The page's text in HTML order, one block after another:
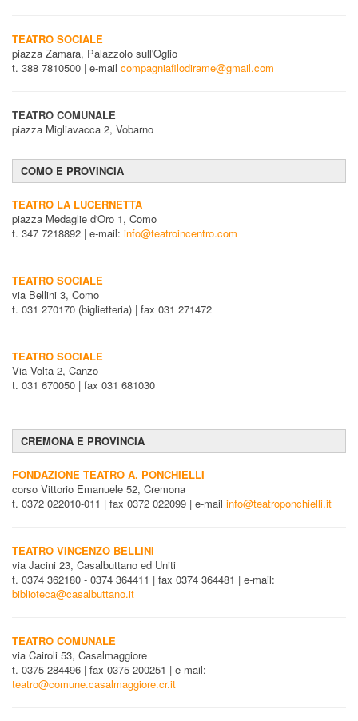
TEATRO SOCIALE
piazza Zamara, Palazzolo sull'Oglio
t. 388 7810500 | e-mail compagniafilodirame@gmail.com
TEATRO COMUNALE
piazza Migliavacca 2, Vobarno
COMO E PROVINCIA
TEATRO LA LUCERNETTA
piazza Medaglie d'Oro 1, Como
t. 347 7218892 | e-mail: info@teatroincentro.com
TEATRO SOCIALE
via Bellini 3, Como
t. 031 270170 (biglietteria) | fax 031 271472
TEATRO SOCIALE
Via Volta 2, Canzo
t. 031 670050 | fax 031 681030
CREMONA E PROVINCIA
FONDAZIONE TEATRO A. PONCHIELLI
corso Vittorio Emanuele 52, Cremona
t. 0372 022010-011 | fax 0372 022099 | e-mail info@teatroponchielli.it
TEATRO VINCENZO BELLINI
via Jacini 23, Casalbuttano ed Uniti
t. 0374 362180 - 0374 364411 | fax 0374 364481 | e-mail:
biblioteca@casalbuttano.it
TEATRO COMUNALE
via Cairoli 53, Casalmaggiore
t. 0375 284496 | fax 0375 200251 | e-mail:
teatro@comune.casalmaggiore.cr.it